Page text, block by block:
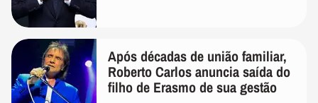
Após décadas de união familiar,
Roberto Carlos anuncia saída do
filho de Erasmo de sua gestão